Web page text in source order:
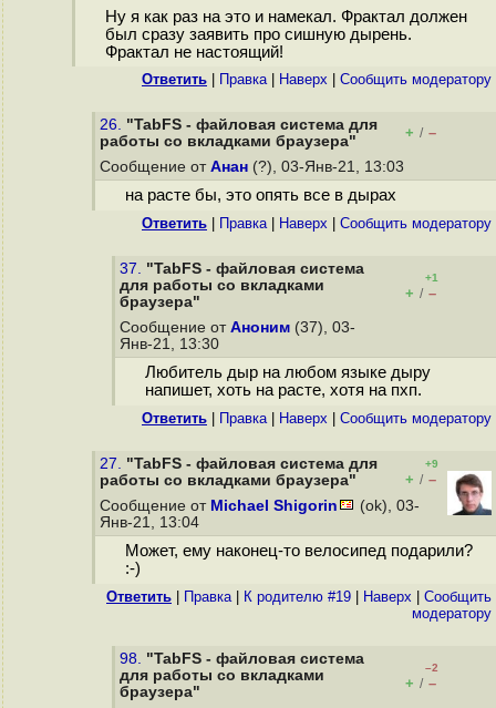
Ну я как раз на это и намекал. Фрактал должен
был сразу заявить про сишную дырень.
Фрактал не настоящий!
Ответить Правка| Наверх Cообщить модератору
26. "TabFS - файловая система для
работы со вкладками браузера"
+ / –
Сообщение от Анан (?), 03-Янв-21, 13:03
на расте бы, это опять все в дырах
Ответить Правка| Наверх Cообщить модератору
37. "TabFS - файловая система
для работы со вкладками
браузера"
+1
+ / –
Сообщение от Аноним (37), 03-
Янв-21, 13:30
Любитель дыр на любом языке дыру
напишет, хоть на расте, хотя на пхп.
Ответить Правка| Наверх Cообщить модератору
27. "TabFS - файловая система для
работы со вкладками браузера"
+9
+ / –
Сообщение от Michael Shigorin
(ok), 03-
Янв-21, 13:04
Может, ему наконец-то велосипед подарили?
:-)
Ответить Правка| К родителю #19 Наверх
Cообщить
модератору
98. "TabFS - файловая система
для работы со вкладками
браузера"
–2
+ / –